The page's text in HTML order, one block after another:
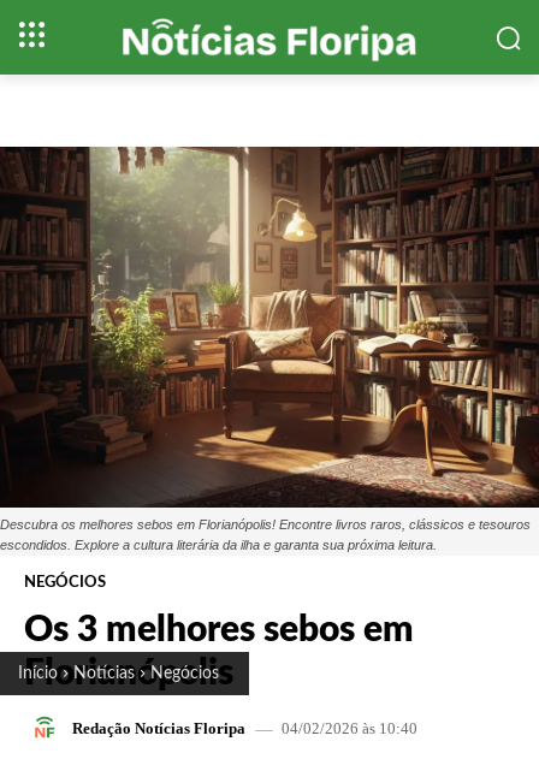
Início Notícias Negócios
Descubra os melhores sebos em Florianópolis! Encontre livros raros, clássicos e tesouros
escondidos. Explore a cultura literária da ilha e garanta sua próxima leitura.
NEGÓCIOS
Os 3 melhores sebos em
Florianópolis
Redação Notícias Floripa 04/02/2026 às 10:40